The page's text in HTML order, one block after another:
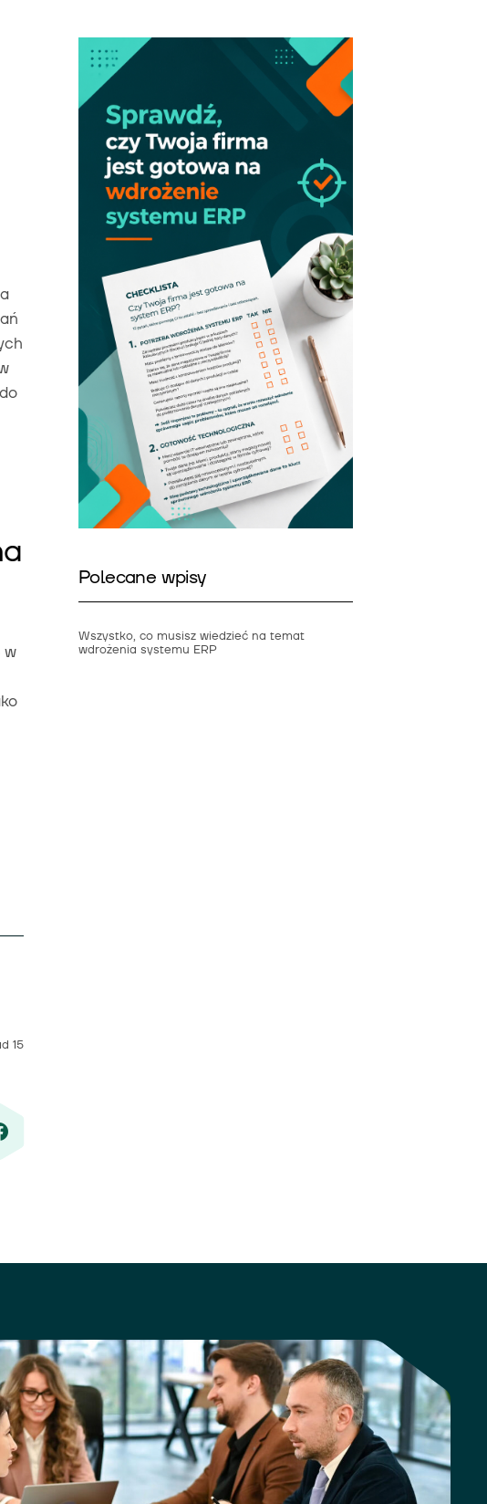
w
15
Polecane wpisy
Wszystko, co musisz wiedzieć na temat
wdrożenia systemu ERP